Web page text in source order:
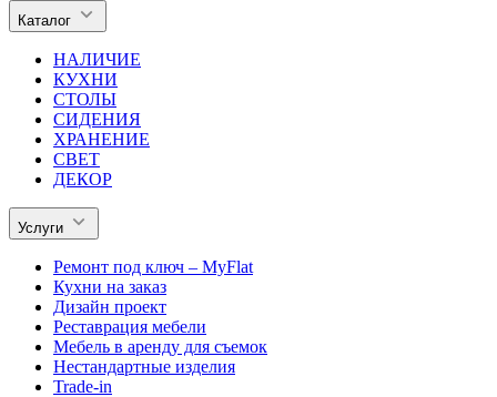
Каталог
НАЛИЧИЕ
КУХНИ
СТОЛЫ
СИДЕНИЯ
ХРАНЕНИЕ
СВЕТ
ДЕКОР
Услуги
Ремонт под ключ – MyFlat
Кухни на заказ
Дизайн проект
Реставрация мебели
Мебель в аренду для съемок
Нестандартные изделия
Trade-in